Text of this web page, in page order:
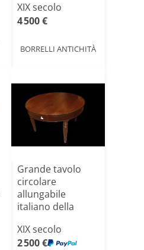
XIX secolo
4 500 €
BORRELLI ANTICHITÀ
Grande tavolo
circolare
allungabile
italiano della
XIX secolo
2 500 €